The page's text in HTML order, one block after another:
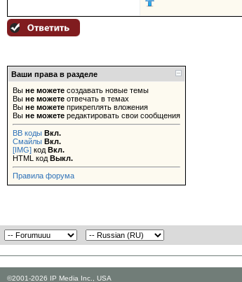
Ваши права в разделе
Вы не можете создавать новые темы
Вы не можете отвечать в темах
Вы не можете прикреплять вложения
Вы не можете редактировать свои сообщения
BB коды Вкл.
Смайлы Вкл.
[IMG] код Вкл.
HTML код Выкл.
Правила форума
©2001-2026 IP Media Inc., USA